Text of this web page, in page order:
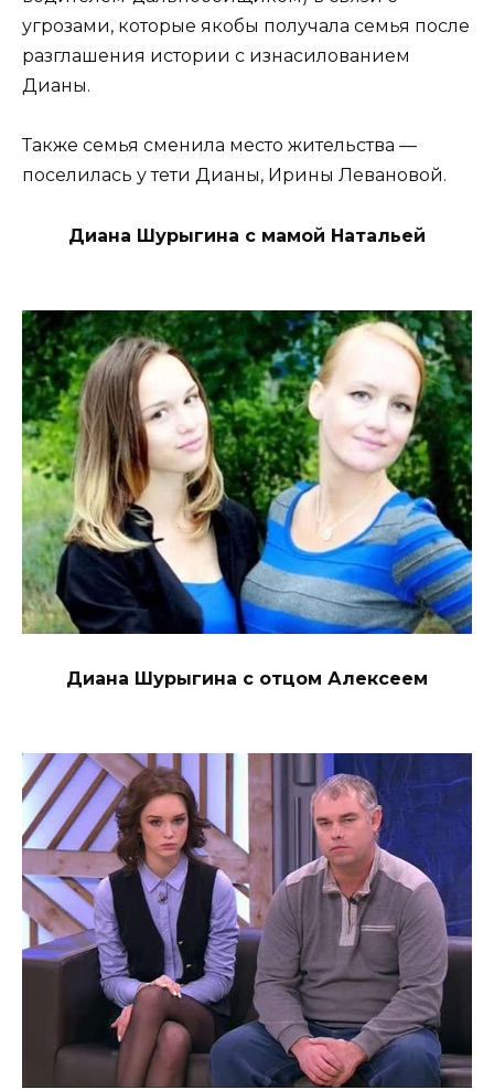
угрозами, которые якобы получала семья после
разглашения истории с изнасилованием
Дианы.
Также семья сменила место жительства —
поселилась у тети Дианы, Ирины Левановой.
Диана Шурыгина с мамой Натальей
Диана Шурыгина с отцом Алексеем